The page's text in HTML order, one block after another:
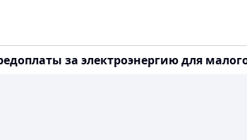
за электроэнергию для